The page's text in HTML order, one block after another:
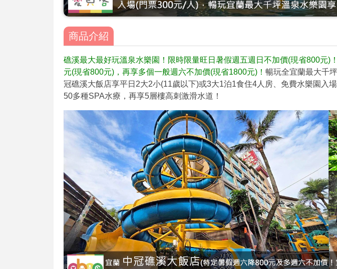
商品介紹
礁溪最大最好玩溫泉水樂園！限時限量旺日暑假週五週日不加價(現省800元)
元(現省800元)，再享多個一般週六不加價(現省1800元)！ 暢玩全宜蘭最大千
冠礁溪大飯店享平日2大2小(11歲以下)或3大1泊1食住4人房、免費水樂園入
50多種SPA水療，再享5層樓高刺激滑水道！